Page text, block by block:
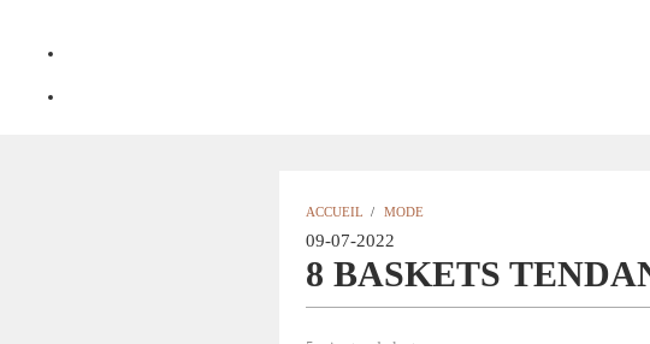
ACCUEIL / MODE
09-07-2022
8 BASKETS